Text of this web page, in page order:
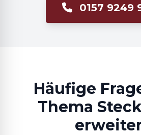
0157 9249
Häufige
Thema